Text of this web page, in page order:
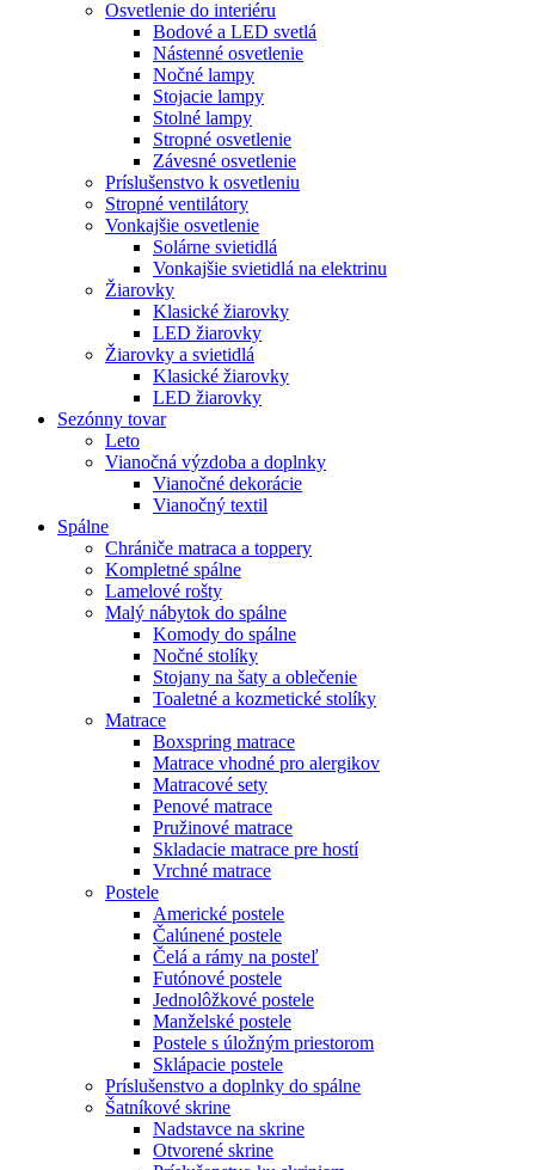
Osvetlenie do interiéru
Bodové a LED svetlá
Nástenné osvetlenie
Nočné lampy
Stojacie lampy
Stolné lampy
Stropné osvetlenie
Závesné osvetlenie
Príslušenstvo k osvetleniu
Stropné ventilátory
Vonkajšie osvetlenie
Solárne svietidlá
Vonkajšie svietidlá na elektrinu
Žiarovky
Klasické žiarovky
LED žiarovky
Žiarovky a svietidlá
Klasické žiarovky
LED žiarovky
Sezónny tovar
Leto
Vianočná výzdoba a doplnky
Vianočné dekorácie
Vianočný textil
Spálne
Chrániče matraca a toppery
Kompletné spálne
Lamelové rošty
Malý nábytok do spálne
Komody do spálne
Nočné stolíky
Stojany na šaty a oblečenie
Toaletné a kozmetické stolíky
Matrace
Boxspring matrace
Matrace vhodné pro alergikov
Matracové sety
Penové matrace
Pružinové matrace
Skladacie matrace pre hostí
Vrchné matrace
Postele
Americké postele
Čalúnené postele
Čelá a rámy na posteľ
Futónové postele
Jednolôžkové postele
Manželské postele
Postele s úložným priestorom
Sklápacie postele
Príslušenstvo a doplnky do spálne
Šatníkové skrine
Nadstavce na skrine
Otvorené skrine